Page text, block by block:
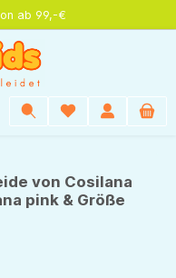
ab 99,-€
von Cosilana
pink & Größe